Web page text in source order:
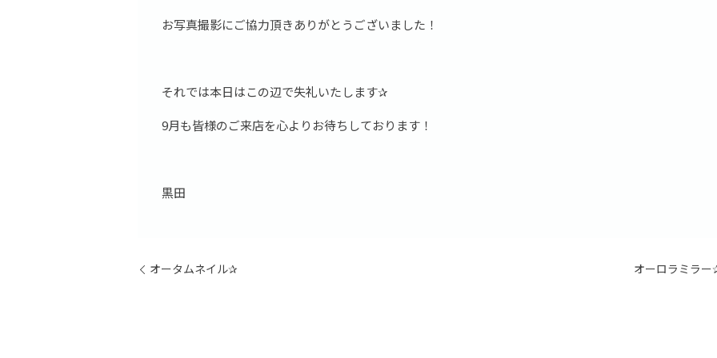
お写真撮影にご協力頂きありがとうございました！
それでは本日はこの辺で失礼いたします✰
9月も皆様のご来店を心よりお待ちしております！
黒田
オータムネイル✰ オーロラミラ